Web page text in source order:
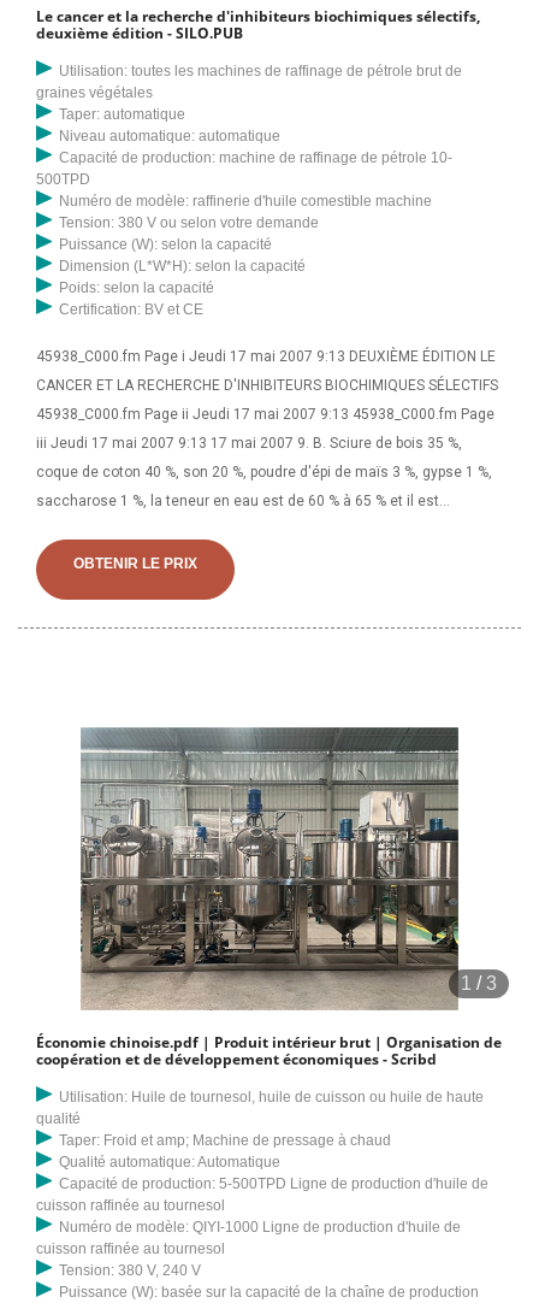
Le cancer et la recherche d'inhibiteurs biochimiques sélectifs,
deuxième édition - SILO.PUB
Utilisation: toutes les machines de raffinage de pétrole brut de
graines végétales
Taper: automatique
Niveau automatique: automatique
Capacité de production: machine de raffinage de pétrole 10-
500TPD
Numéro de modèle: raffinerie d'huile comestible machine
Tension: 380 V ou selon votre demande
Puissance (W): selon la capacité
Dimension (L*W*H): selon la capacité
Poids: selon la capacité
Certification: BV et CE
45938_C000.fm Page i Jeudi 17 mai 2007 9:13 DEUXIÈME ÉDITION LE
CANCER ET LA RECHERCHE D'INHIBITEURS BIOCHIMIQUES SÉLECTIFS
45938_C000.fm Page ii Jeudi 17 mai 2007 9:13 45938_C000.fm Page
iii Jeudi 17 mai 2007 9:13 17 mai 2007 9. B. Sciure de bois 35 %,
coque de coton 40 %, son 20 %, poudre d'épi de maïs 3 %, gypse 1 %,
saccharose 1 %, la teneur en eau est de 60 % à 65 % et il est
coton. 3. Ensachage, stérilisation et inoculation : en général, huître
royale
OBTENIR LE PRIX
1 /3
Économie chinoise.pdf | Produit intérieur brut | Organisation de
coopération et de développement économiques - Scribd
Utilisation: Huile de tournesol, huile de cuisson ou huile de haute
qualité
Taper: Froid et amp; Machine de pressage à chaud
Qualité automatique: Automatique
Capacité de production: 5-500TPD Ligne de production d'huile de
cuisson raffinée au tournesol
Numéro de modèle: QIYI-1000 Ligne de production d'huile de
cuisson raffinée au tournesol
Tension: 380 V, 240 V
Puissance (W): basée sur la capacité de la chaîne de production